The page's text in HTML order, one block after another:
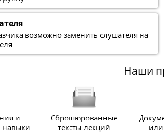
возможно заменить слушателя на
Наши
и
навыки
Сброшюрованные
тексты лекций